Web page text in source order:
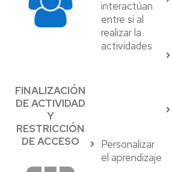
interactúan
entre si al
realizar la
actividades
FINALIZACIÓN
DE ACTIVIDAD
Y
RESTRICCIÓN
DE ACCESO
Personalizar
el aprendizaje